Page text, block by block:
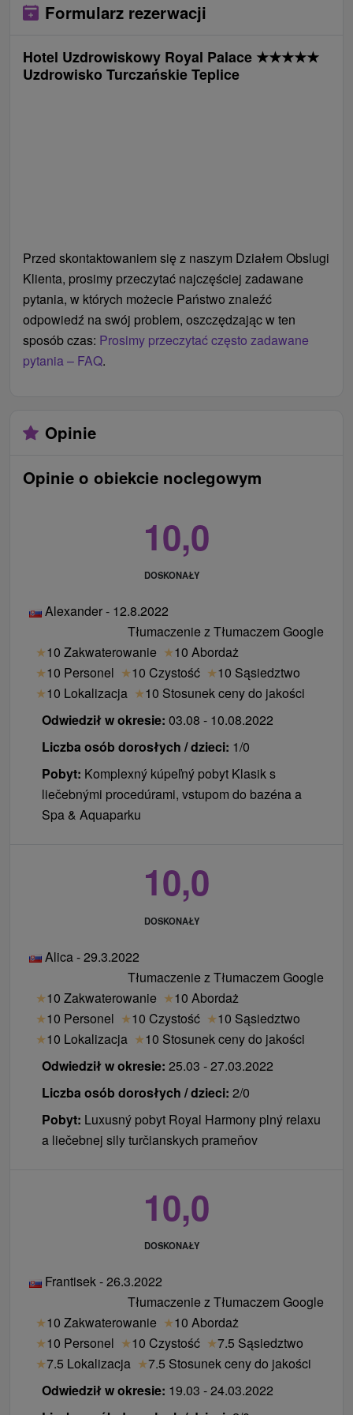
Zabiegi mogą zostać zmodyfikowane po
za dodatkową opłatą. Gastronomia doznaniowa w
formie pełnego wyżywienia
gastronomia doznaniowa w formie serwowanego
pełnego wyżywienia
BONUS:
codzienny 30-minutowy wstęp do luksusowych
Łaźni Królewskich bezpośrednio nad źródłem
leczniczym
Royal Balance 7 nocy+
zakwaterowanie
gastronomia doznaniowa w formie pełnego
wstęp do luksusowych Łaźni Królewskich
bezpośrednio nad źródłem leczniczym, 30 minut
badanie lekarskie i profesjonalna konsultacja
Royal Venus Stay 3 noce+
zakwaterowanie
gościnność doznaniowa w formie pełnego
wyżywienia
3-godzinny zabieg Venus Gold
Kąpiel złota i okład ze złota
Złoty Masaż
Turecka Złota Maska
Zabieg Picia Złota
wstęp do luksusowych Łaźni Królewskich
nieograniczony bezpłatny wstęp do Spa
zakwaterowanie
doświadczona gastronomia w formie dwóch
posiłków
3-godzinny Zabieg Złota w Luxemburgu
Kąpiel Złota i Złoty Okład
Masaż Złoty
Złoty Masaż Antystresowy Punktów
Refleksologicznych Głowy i Stóp
Zabieg Picia Złota
wstęp do luksusowych Łaźni Królewskich
nieograniczony bezpłatny wstęp do Spa
Zakwaterowanie w hotelu Royal Palace*****
(pobyt od 2 nocy, zalecany czas trwania 10 nocy)
Pilates medyczny 50 min. - Pilates reformer: jedno
ćwiczenie co dwie noce
Masaż klasyczny lub specjalny 40 minut w
zależności od oferty: jeden masaż co dwie noce
Formularz rezerwacji
Hotel Uzdrowiskowy Royal Palace ★★★★★
Uzdrowisko Turczańskie Teplice
Przed skontaktowaniem się z naszym Działem Obslugi
Klienta, prosimy przeczytać najczęściej zadawane
pytania, w których możecie Państwo znaleźć
odpowiedź na swój problem, oszczędzając w ten
sposób czas: Prosimy przeczytać często zadawane
pytania – FAQ.
Opinie
Opinie o obiekcie noclegowym
10,0
DOSKONAŁY
Alexander - 12.8.2022
Tłumaczenie z Tłumaczem Google
★10 Zakwaterowanie ★10 Abordaż
★10 Personel ★10 Czystość ★10 Sąsiedztwo
★10 Lokalizacja ★10 Stosunek ceny do jakości
Odwiedził w okresie: 03.08 - 10.08.2022
Liczba osób dorosłych / dzieci: 1/0
Pobyt: Komplexný kúpeľný pobyt Klasik s
liečebnými procedúrami, vstupom do bazéna a
Spa & Aquaparku
10,0
DOSKONAŁY
Alica - 29.3.2022
Tłumaczenie z Tłumaczem Google
★10 Zakwaterowanie ★10 Abordaż
★10 Personel ★10 Czystość ★10 Sąsiedztwo
★10 Lokalizacja ★10 Stosunek ceny do jakości
Odwiedził w okresie: 25.03 - 27.03.2022
Liczba osób dorosłych / dzieci: 2/0
Pobyt: Luxusný pobyt Royal Harmony plný relaxu
a liečebnej sily turčianskych prameňov
10,0
DOSKONAŁY
Frantisek - 26.3.2022
Tłumaczenie z Tłumaczem Google
★10 Zakwaterowanie ★10 Abordaż
★10 Personel ★10 Czystość ★7.5 Sąsiedztwo
★7.5 Lokalizacja ★7.5 Stosunek ceny do jakości
Odwiedził w okresie: 19.03 - 24.03.2022